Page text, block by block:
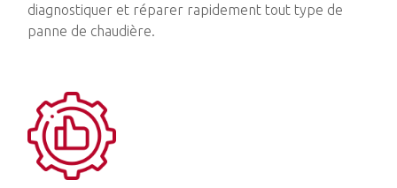
diagnostiquer et réparer rapidement tout type de
panne de chaudière.